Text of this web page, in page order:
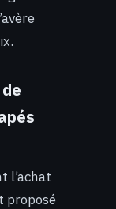
l’achat
proposé